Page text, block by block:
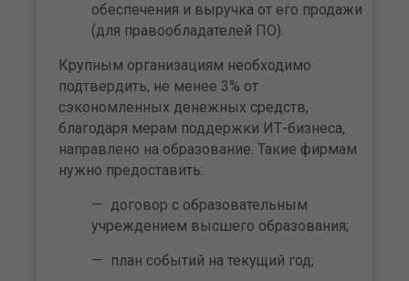
обеспечения и выручка от его продажи
(для правообладателей ПО).
Крупным организациям необходимо
подтвердить, не менее 3% от
сэкономленных денежных средств,
благодаря мерам поддержки ИТ-бизнеса,
направлено на образование. Такие фирмам
нужно предоставить:
договор с образовательным
учреждением высшего образования;
план событий на текущий год;